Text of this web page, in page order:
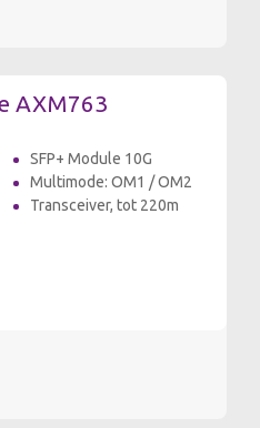
AXM763
SFP+ Module 10G
Multimode: OM1 / OM2
Transceiver, tot 220m